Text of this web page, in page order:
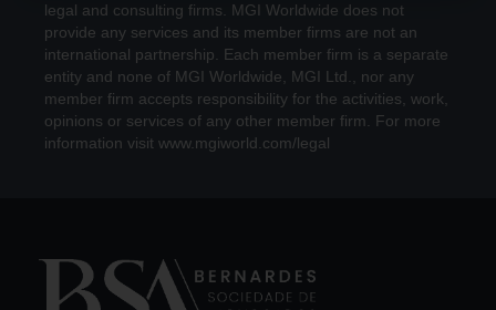
legal and consulting firms. MGI Worldwide does not
provide any services and its member firms are not an
international partnership. Each member firm is a separate
entity and none of MGI Worldwide, MGI Ltd., nor any
member firm accepts responsibility for the activities, work,
opinions or services of any other member firm. For more
information visit www.mgiworld.com/legal